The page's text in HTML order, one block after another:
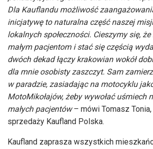
Dla Kauflandu możliwość
inicjatywę to naturalna część naszej
lokalnych społeczności. Cieszymy się,
małym pacjentom i stać się częścią
dwóch dekad łączy krakowian wokół
dla mnie osobisty zaszczyt. Sam
w paradzie, zasiadając na motocyklu
MotoMikołajów, żeby wywołać uśmiech
małych pacjentów– mówi Tomasz
sprzedaży Kaufland Polska.
Kaufland zaprasza wszystkich